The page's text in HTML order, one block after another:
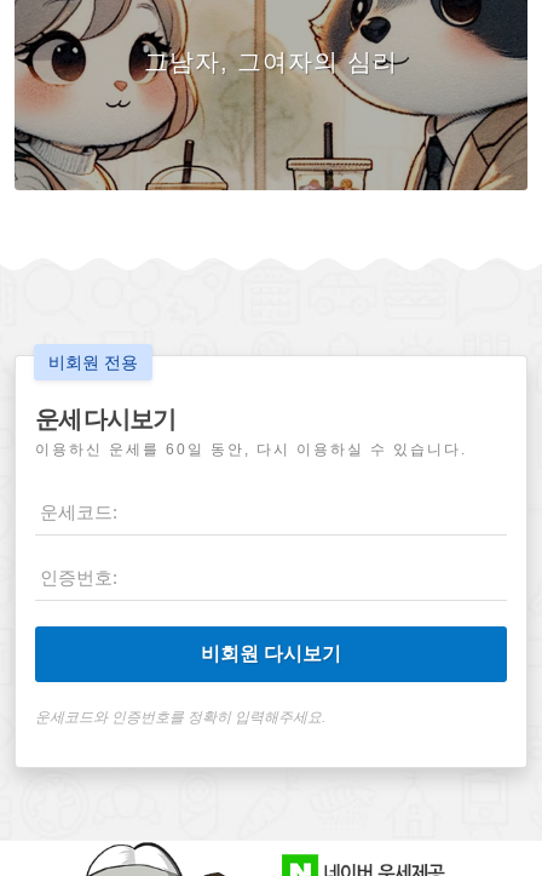
그남자, 그여자의 심리
비회원 전용
운세 다시보기
이용하신 운세를 60일 동안, 다시 이용하실 수 있습니다.
비회원 다시보기
운세코드와 인증번호를 정확히 입력해주세요.